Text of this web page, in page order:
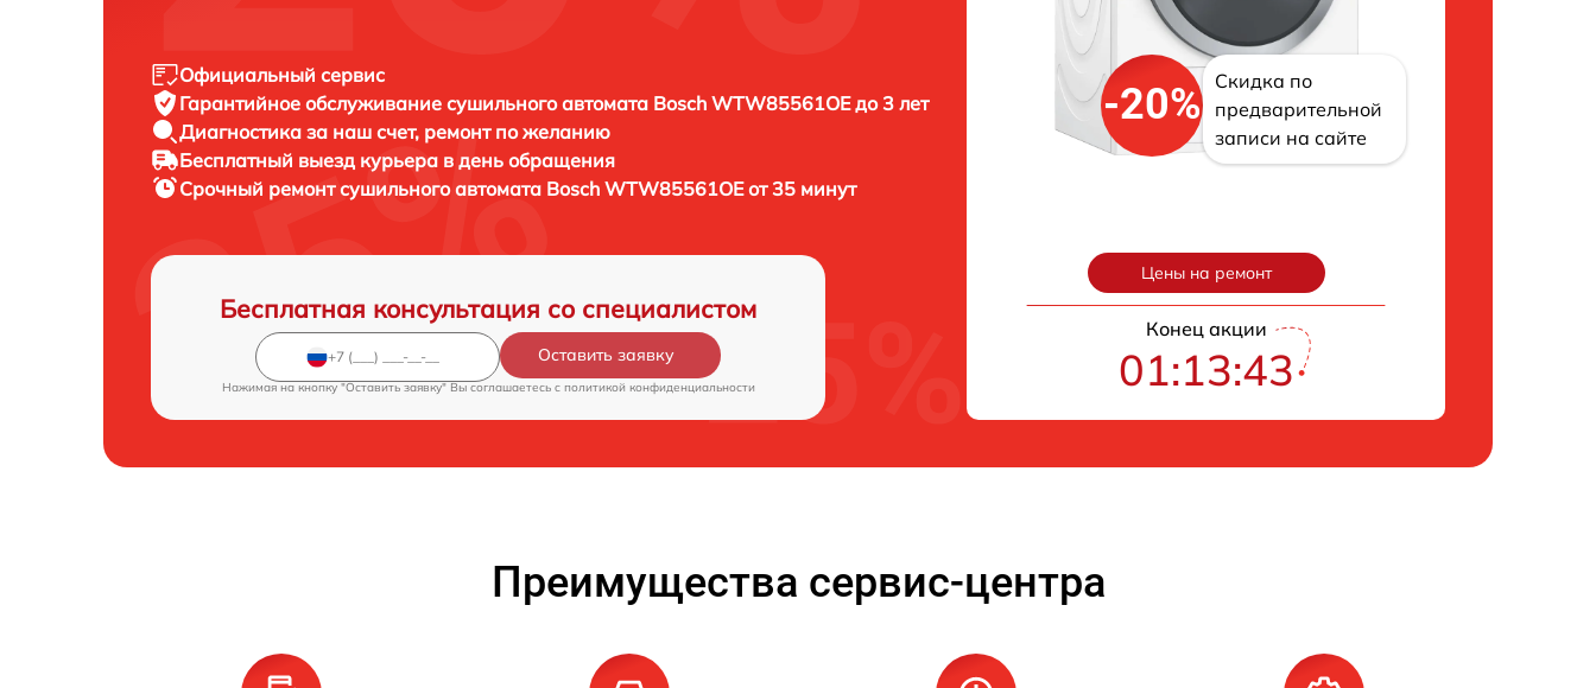
Официальный сервис
Гарантийное обслуживание сушильного автомата Bosch WTW85561OE до 3 лет
Диагностика за наш счет, ремонт по желанию
Бесплатный выезд курьера в день обращения
Срочный ремонтсушильного автомата Bosch WTW85561OE от 35 минут
Бесплатная консультация со специалистом
Оставить заявку
Нажимая на кнопку "Оставить заявку" Вы соглашаетесь c политикой конфиденциальности
-20%
Скидка по
предварительной
записи на сайте
Цены на ремонт
Конец акции
01:13:42
Преимущества сервис-центра